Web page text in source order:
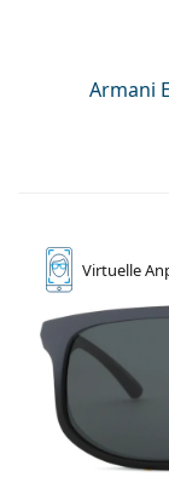
Armani
Virtuelle